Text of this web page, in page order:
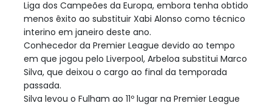
Liga dos Campeões da Europa, embora tenha obtido
menos êxito ao substituir Xabi Alonso como técnico
interino em janeiro deste ano.
Conhecedor da Premier League devido ao tempo
em que jogou pelo Liverpool, Arbeloa substitui Marco
Silva, que deixou o cargo ao final da temporada
passada.
Silva levou o Fulham ao 11º lugar na Premier League